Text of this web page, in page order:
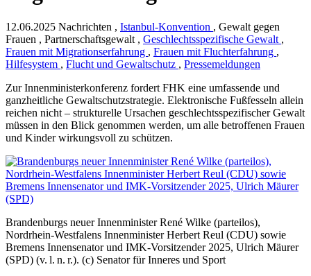
12.06.2025 Nachrichten , Istanbul-Konvention , Gewalt gegen
Frauen , Partnerschaftsgewalt , Geschlechtsspezifische Gewalt ,
Frauen mit Migrationserfahrung , Frauen mit Fluchterfahrung ,
Hilfesystem , Flucht und Gewaltschutz , Pressemeldungen
Zur Innenministerkonferenz fordert FHK eine umfassende und
ganzheitliche Gewaltschutzstrategie. Elektronische Fußfesseln allein
reichen nicht – strukturelle Ursachen geschlechtsspezifischer Gewalt
müssen in den Blick genommen werden, um alle betroffenen Frauen
und Kinder wirkungsvoll zu schützen.
Brandenburgs neuer Innenminister René Wilke (parteilos),
Nordrhein-Westfalens Innenminister Herbert Reul (CDU) sowie
Bremens Innensenator und IMK-Vorsitzender 2025, Ulrich Mäurer
(SPD) (v. l. n. r.). (c) Senator für Inneres und Sport